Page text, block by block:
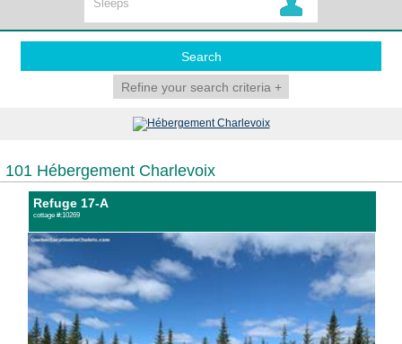
Search
Refine your search criteria +
101 Hébergement Charlevoix
Refuge 17-A
cottage #:10269